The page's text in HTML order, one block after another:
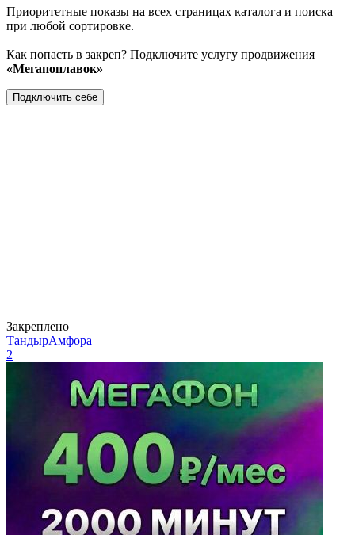
Приоритетные показы на всех страницах каталога и поиска
при любой сортировке.
Как попасть в закреп? Подключите услугу продвижения
«Мегапоплавок»
Подключить себе
Закреплено
ТандырАмфора
2